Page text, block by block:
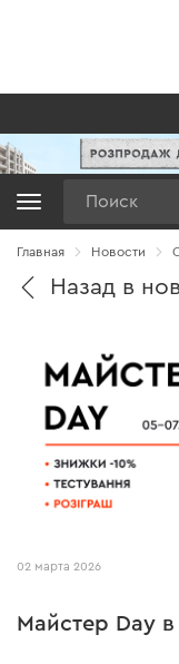
Главная Новости
Назад в
02 марта 2026
Майстер Day